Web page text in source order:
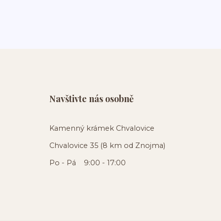
Navštivte nás osobně
Kamenný krámek Chvalovice
Chvalovice 35 (8 km od Znojma)
Po - Pá 9:00 - 17:00